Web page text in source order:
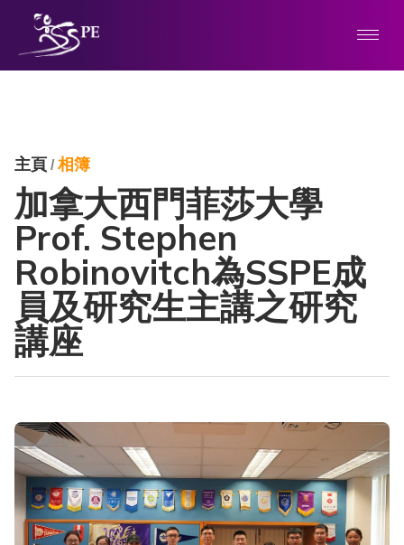
主頁 /相簿
加拿大西門菲莎大學
Prof. Stephen
Robinovitch為SSPE成
員及研究生主講之研究
講座